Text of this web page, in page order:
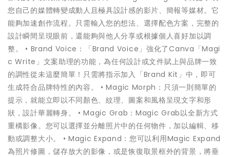
您自己的媒體轉變成動人且極具設計感的影片、簡報等媒材。它
能夠加速創作流程。只需輸入您的想法、選擇配色方案，完整的
設計瞬間呈現眼前，還能夠與他人分享或根據個人喜好加以調
整。 • Brand Voice：「Brand Voice」強化了Canva「Magi
c Write」文案助理的功能，為任何設計或文件賦上與品牌一致
的調性從未這麼簡單！只需將指示加入「Brand Kit」中，即可
生成符合品牌特性的內容。 • Magic Morph：只須一則簡單的
提示，就能立即以不同顏色、紋理、圖案和風格呈現文字和形
狀，設計華麗轉身。 • Magic Grab：Magic Grab以全新方式
重構影像。您可以選擇並分離照片中的任何物件，加以編輯、移
動或調整大小。 • Magic Expand：您可以利用Magic Expand
為照片修圖，儲存放大的影像，或是恢復取景框外的背景，將垂